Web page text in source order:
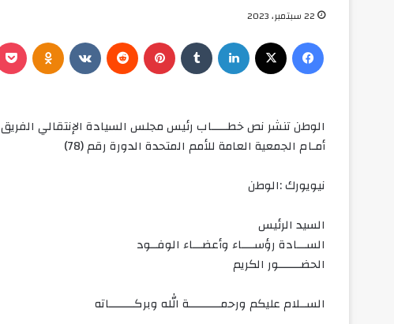
22 سبتمبر، 2023
الوطن تنشر نص خطـــــاب رئيس مجلس السيادة الإنتقالي
أمـام الجمعية العامة للأمم المتحدة الدورة رقم (78)
نيويورك :الوطن
السيد الرئيس
الســـادة رؤســــاء وأعضـــاء الوفــود
الحضـــــــور الكريم
الســلام عليكم ورحمــــــــــة الله وبركــــــــاته